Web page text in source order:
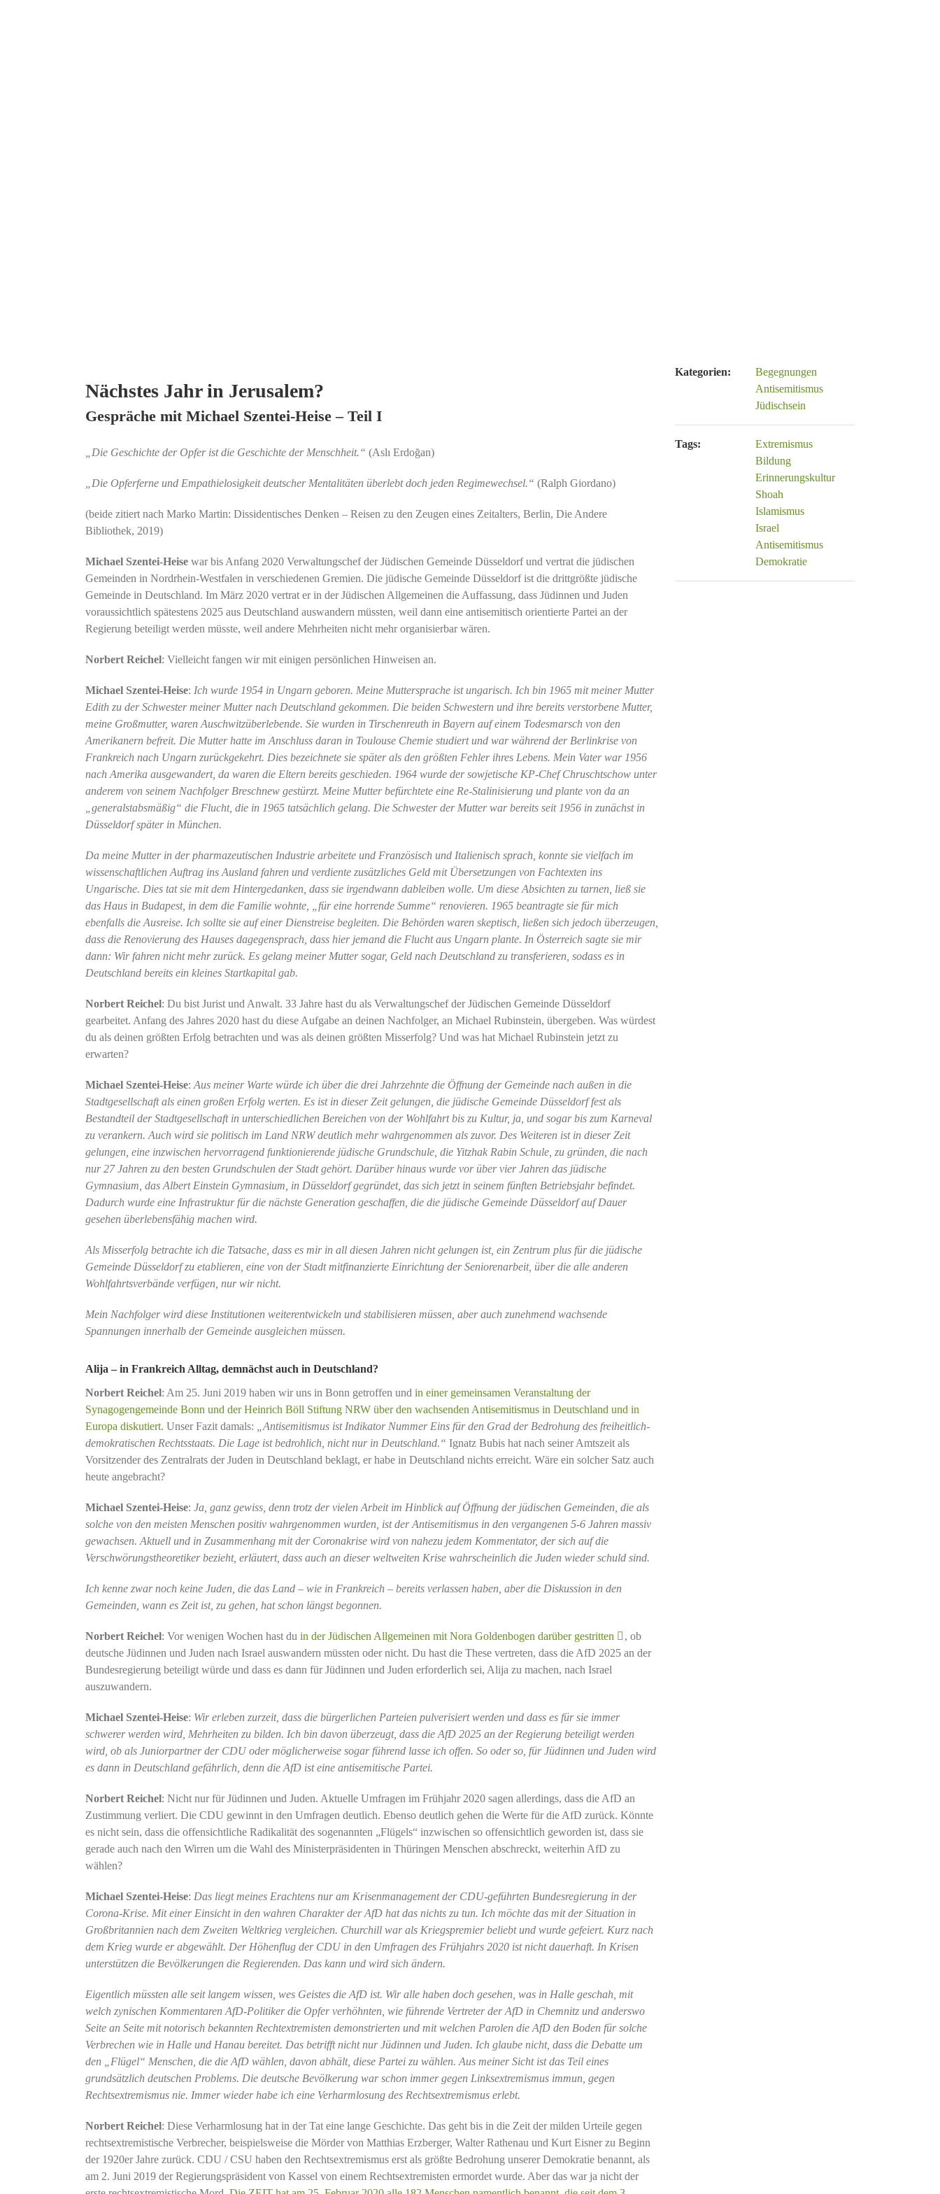
Nächstes Jahr in Jerusalem?
Gespräche mit Michael Szentei-Heise – Teil I
„Die Geschichte der Opfer ist die Geschichte der Menschheit.“ (Aslı Erdoğan)
„Die Opferferne und Empathielosigkeit deutscher Mentalitäten überlebt doch jeden Regimewechsel.“ (Ralph Giordano)
(beide zitiert nach Marko Martin: Dissidentisches Denken – Reisen zu den Zeugen eines Zeitalters, Berlin, Die Andere
Bibliothek, 2019)
Michael Szentei-Heise war bis Anfang 2020 Verwaltungschef der Jüdischen Gemeinde Düsseldorf und vertrat die jüdischen
Gemeinden in Nordrhein-Westfalen in verschiedenen Gremien. Die jüdische Gemeinde Düsseldorf ist die drittgrößte jüdische
Gemeinde in Deutschland. Im März 2020 vertrat er in der Jüdischen Allgemeinen die Auffassung, dass Jüdinnen und Juden
voraussichtlich spätestens 2025 aus Deutschland auswandern müssten, weil dann eine antisemitisch orientierte Partei an der
Regierung beteiligt werden müsste, weil andere Mehrheiten nicht mehr organisierbar wären.
Norbert Reichel: Vielleicht fangen wir mit einigen persönlichen Hinweisen an.
Michael Szentei-Heise: Ich wurde 1954 in Ungarn geboren. Meine Muttersprache ist ungarisch. Ich bin 1965 mit meiner Mutter
Edith zu der Schwester meiner Mutter nach Deutschland gekommen. Die beiden Schwestern und ihre bereits verstorbene Mutter,
meine Großmutter, waren Auschwitzüberlebende. Sie wurden in Tirschenreuth in Bayern auf einem Todesmarsch von den
Amerikanern befreit. Die Mutter hatte im Anschluss daran in Toulouse Chemie studiert und war während der Berlinkrise von
Frankreich nach Ungarn zurückgekehrt. Dies bezeichnete sie später als den größten Fehler ihres Lebens. Mein Vater war 1956
nach Amerika ausgewandert, da waren die Eltern bereits geschieden. 1964 wurde der sowjetische KP-Chef Chruschtschow unter
anderem von seinem Nachfolger Breschnew gestürzt. Meine Mutter befürchtete eine Re-Stalinisierung und plante von da an
„generalstabsmäßig“ die Flucht, die in 1965 tatsächlich gelang. Die Schwester der Mutter war bereits seit 1956 in zunächst in
Düsseldorf später in München.
Da meine Mutter in der pharmazeutischen Industrie arbeitete und Französisch und Italienisch sprach, konnte sie vielfach im
wissenschaftlichen Auftrag ins Ausland fahren und verdiente zusätzliches Geld mit Übersetzungen von Fachtexten ins
Ungarische. Dies tat sie mit dem Hintergedanken, dass sie irgendwann dableiben wolle. Um diese Absichten zu tarnen, ließ sie
das Haus in Budapest, in dem die Familie wohnte, „für eine horrende Summe“ renovieren. 1965 beantragte sie für mich
ebenfalls die Ausreise. Ich sollte sie auf einer Dienstreise begleiten. Die Behörden waren skeptisch, ließen sich jedoch überzeugen,
dass die Renovierung des Hauses dagegensprach, dass hier jemand die Flucht aus Ungarn plante. In Österreich sagte sie mir
dann: Wir fahren nicht mehr zurück. Es gelang meiner Mutter sogar, Geld nach Deutschland zu transferieren, sodass es in
Deutschland bereits ein kleines Startkapital gab.
Norbert Reichel: Du bist Jurist und Anwalt. 33 Jahre hast du als Verwaltungschef der Jüdischen Gemeinde Düsseldorf
gearbeitet. Anfang des Jahres 2020 hast du diese Aufgabe an deinen Nachfolger, an Michael Rubinstein, übergeben. Was würdest
du als deinen größten Erfolg betrachten und was als deinen größten Misserfolg? Und was hat Michael Rubinstein jetzt zu
erwarten?
Michael Szentei-Heise: Aus meiner Warte würde ich über die drei Jahrzehnte die Öffnung der Gemeinde nach außen in die
Stadtgesellschaft als einen großen Erfolg werten. Es ist in dieser Zeit gelungen, die jüdische Gemeinde Düsseldorf fest als
Bestandteil der Stadtgesellschaft in unterschiedlichen Bereichen von der Wohlfahrt bis zu Kultur, ja, und sogar bis zum Karneval
zu verankern. Auch wird sie politisch im Land NRW deutlich mehr wahrgenommen als zuvor. Des Weiteren ist in dieser Zeit
gelungen, eine inzwischen hervorragend funktionierende jüdische Grundschule, die Yitzhak Rabin Schule, zu gründen, die nach
nur 27 Jahren zu den besten Grundschulen der Stadt gehört. Darüber hinaus wurde vor über vier Jahren das jüdische
Gymnasium, das Albert Einstein Gymnasium, in Düsseldorf gegründet, das sich jetzt in seinem fünften Betriebsjahr befindet.
Dadurch wurde eine Infrastruktur für die nächste Generation geschaffen, die die jüdische Gemeinde Düsseldorf auf Dauer
gesehen überlebensfähig machen wird.
Als Misserfolg betrachte ich die Tatsache, dass es mir in all diesen Jahren nicht gelungen ist, ein Zentrum plus für die jüdische
Gemeinde Düsseldorf zu etablieren, eine von der Stadt mitfinanzierte Einrichtung der Seniorenarbeit, über die alle anderen
Wohlfahrtsverbände verfügen, nur wir nicht.
Mein Nachfolger wird diese Institutionen weiterentwickeln und stabilisieren müssen, aber auch zunehmend wachsende
Spannungen innerhalb der Gemeinde ausgleichen müssen.
Alija – in Frankreich Alltag, demnächst auch in Deutschland?
Norbert Reichel: Am 25. Juni 2019 haben wir uns in Bonn getroffen und in einer gemeinsamen Veranstaltung der
Synagogengemeinde Bonn und der Heinrich Böll Stiftung NRW über den wachsenden Antisemitismus in Deutschland und in
Europa diskutiert. Unser Fazit damals:
„Antisemitismus ist Indikator Nummer Eins für den Grad der Bedrohung des freiheitlich-
demokratischen Rechtsstaats. Die Lage ist bedrohlich, nicht nur in Deutschland.“ Ignatz Bubis hat nach seiner Amtszeit als
Vorsitzender des Zentralrats der Juden in Deutschland beklagt, er habe in Deutschland nichts erreicht. Wäre ein solcher Satz auch
heute angebracht?
Michael Szentei-Heise: Ja, ganz gewiss, denn trotz der vielen Arbeit im Hinblick auf Öffnung der jüdischen Gemeinden, die als
solche von den meisten Menschen positiv wahrgenommen wurden, ist der Antisemitismus in den vergangenen 5-6 Jahren massiv
gewachsen. Aktuell und in Zusammenhang mit der Coronakrise wird von nahezu jedem Kommentator, der sich auf die
Verschwörungstheoretiker bezieht, erläutert, dass auch an dieser weltweiten Krise wahrscheinlich die Juden wieder schuld sind.
Ich kenne zwar noch keine Juden, die das Land – wie in Frankreich – bereits verlassen haben, aber die Diskussion in den
Gemeinden, wann es Zeit ist, zu gehen, hat schon längst begonnen.
Norbert Reichel: Vor wenigen Wochen hast du in der Jüdischen Allgemeinen mit Nora Goldenbogen darüber gestritten
, ob
deutsche Jüdinnen und Juden nach Israel auswandern müssten oder nicht. Du hast die These vertreten, dass die AfD 2025 an der
Bundesregierung beteiligt würde und dass es dann für Jüdinnen und Juden erforderlich sei, Alija zu machen, nach Israel
auszuwandern.
Michael Szentei-Heise: Wir erleben zurzeit, dass die bürgerlichen Parteien pulverisiert werden und dass es für sie immer
schwerer werden wird, Mehrheiten zu bilden. Ich bin davon überzeugt, dass die AfD 2025 an der Regierung beteiligt werden
wird, ob als Juniorpartner der CDU oder möglicherweise sogar führend lasse ich offen. So oder so, für Jüdinnen und Juden wird
es dann in Deutschland gefährlich, denn die AfD ist eine antisemitische Partei.
Norbert Reichel: Nicht nur für Jüdinnen und Juden. Aktuelle Umfragen im Frühjahr 2020 sagen allerdings, dass die AfD an
Zustimmung verliert. Die CDU gewinnt in den Umfragen deutlich. Ebenso deutlich gehen die Werte für die AfD zurück. Könnte
es nicht sein, dass die offensichtliche Radikalität des sogenannten „Flügels“ inzwischen so offensichtlich geworden ist, dass sie
gerade auch nach den Wirren um die Wahl des Ministerpräsidenten in Thüringen Menschen abschreckt, weiterhin AfD zu
wählen?
Michael Szentei-Heise: Das liegt meines Erachtens nur am Krisenmanagement der CDU-geführten Bundesregierung in der
Corona-Krise. Mit einer Einsicht in den wahren Charakter der AfD hat das nichts zu tun. Ich möchte das mit der Situation in
Großbritannien nach dem Zweiten Weltkrieg vergleichen. Churchill war als Kriegspremier beliebt und wurde gefeiert. Kurz nach
dem Krieg wurde er abgewählt. Der Höhenflug der CDU in den Umfragen des Frühjahrs 2020 ist nicht dauerhaft. In Krisen
unterstützen die Bevölkerungen die Regierenden. Das kann und wird sich ändern.
Eigentlich müssten alle seit langem wissen, wes Geistes die AfD ist. Wir alle haben doch gesehen, was in Halle geschah, mit
welch zynischen Kommentaren AfD-Politiker die Opfer verhöhnten, wie führende Vertreter der AfD in Chemnitz und anderswo
Seite an Seite mit notorisch bekannten Rechtextremisten demonstrierten und mit welchen Parolen die AfD den Boden für solche
Verbrechen wie in Halle und Hanau bereitet. Das betrifft nicht nur Jüdinnen und Juden. Ich glaube nicht, dass die Debatte um
den „Flügel“ Menschen, die die AfD wählen, davon abhält, diese Partei zu wählen. Aus meiner Sicht ist das Teil eines
grundsätzlich deutschen Problems. Die deutsche Bevölkerung war schon immer gegen Linksextremismus immun, gegen
Rechtsextremismus nie. Immer wieder habe ich eine Verharmlosung des Rechtsextremismus erlebt.
Norbert Reichel: Diese Verharmlosung hat in der Tat eine lange Geschichte. Das geht bis in die Zeit der milden Urteile gegen
rechtsextremistische Verbrecher, beispielsweise die Mörder von Matthias Erzberger, Walter Rathenau und Kurt Eisner zu Beginn
der 1920er Jahre zurück. CDU / CSU haben den Rechtsextremismus erst als größte Bedrohung unserer Demokratie benannt, als
am 2. Juni 2019 der Regierungspräsident von Kassel von einem Rechtsextremisten ermordet wurde. Aber das war ja nicht der
Kategorien:
Begegnungen
Antisemitismus
Jüdischsein
Tags:
Extremismus
Bildung
Erinnerungskultur
Shoah
Islamismus
Israel
Antisemitismus
Demokratie